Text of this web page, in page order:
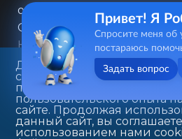
образования городского
Саратов»
Контакты
Карта сайта
Политика в отношении
персональных данных
410031, г. Саратов, ул.
+7(8452)26-02-49
Данный веб-сайт
cookie-файлы в целях
предоставления вам
пользовательского опыта
сайте. Продолжая
данный сайт, вы
использованием нами
Привет! Я
Спросите меня об
постараюсь
Задать вопрос